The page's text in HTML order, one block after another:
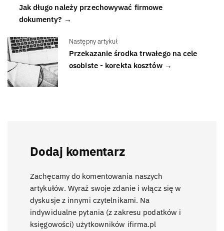
Jak długo należy przechowywać firmowe
dokumenty? →
Następny artykuł
Przekazanie środka trwałego na cele
osobiste - korekta kosztów →
Dodaj komentarz
Zachęcamy do komentowania naszych
artykułów. Wyraź swoje zdanie i włącz się w
dyskusje z innymi czytelnikami. Na
indywidualne pytania (z zakresu podatków i
księgowości) użytkowników ifirma.pl